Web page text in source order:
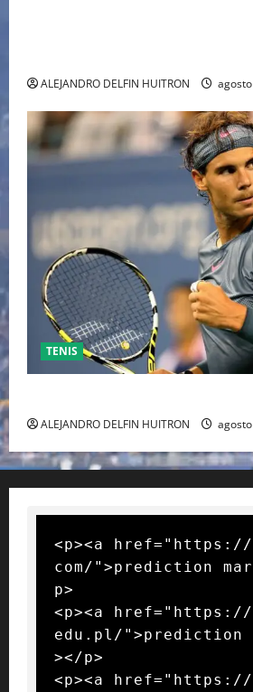
ALEJANDRO DELFIN HUITRON
TENIS
ALEJANDRO DELFIN HUITRON
<p><a
com/">prediction
p>
<p><a
edu.pl/">prediction
></p>
<p><a